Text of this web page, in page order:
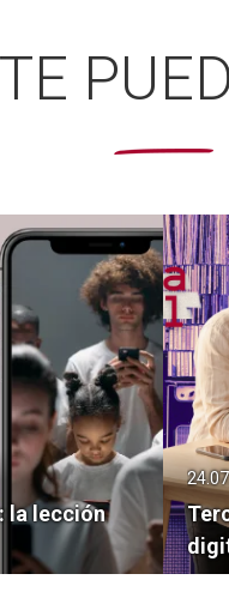
la lección